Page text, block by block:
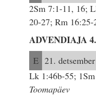
2Sm 7:1-11, 16;
20-27; Rm
ADVENDIAJA
E 21. detsember
Lk 1:46b-55;
Toomapäev